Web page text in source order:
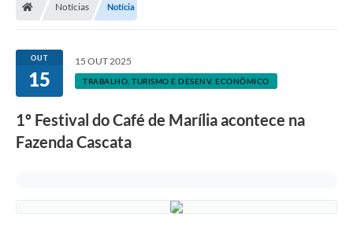
Notícias Notícia
OUT
15
15 OUT 2025
TRABALHO, TURISMO E DESENV. ECONÔMICO
1º Festival do Café de Marília acontece na
Fazenda Cascata